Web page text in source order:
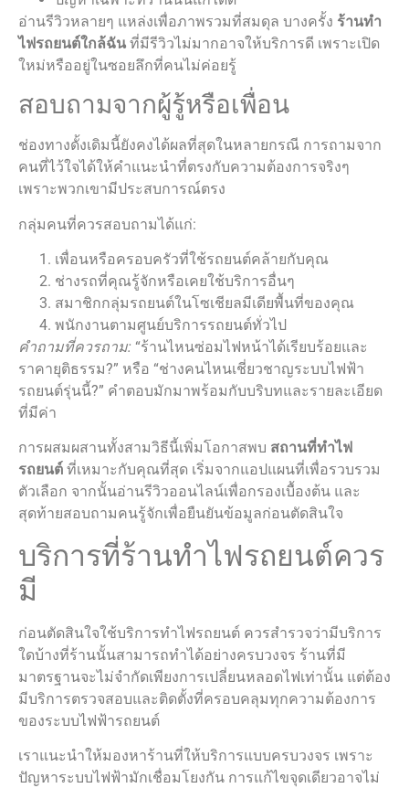
อ่านรีวิวหลายๆ แหล่งเพื่อภาพรวมที่สมดุล บางครั้ง ร้านทํา
ไฟรถยนต์ใกล้ฉัน ที่มีรีวิวไม่มากอาจให้บริการดี เพราะเปิด
ใหม่หรืออยู่ในซอยลึกที่คนไม่ค่อยรู้
สอบถามจากผู้รู้หรือเพื่อน
ช่องทางดั้งเดิมนี้ยังคงได้ผลที่สุดในหลายกรณี การถามจาก
คนที่ไว้ใจได้ให้คำแนะนำที่ตรงกับความต้องการจริงๆ
เพราะพวกเขามีประสบการณ์ตรง
กลุ่มคนที่ควรสอบถามได้แก่:
เพื่อนหรือครอบครัวที่ใช้รถยนต์คล้ายกับคุณ
ช่างรถที่คุณรู้จักหรือเคยใช้บริการอื่นๆ
สมาชิกกลุ่มรถยนต์ในโซเชียลมีเดียพื้นที่ของคุณ
พนักงานตามศูนย์บริการรถยนต์ทั่วไป
คำถามที่ควรถาม: “ร้านไหนซ่อมไฟหน้าได้เรียบร้อยและ
ราคายุติธรรม?” หรือ “ช่างคนไหนเชี่ยวชาญระบบไฟฟ้า
รถยนต์รุ่นนี้?” คำตอบมักมาพร้อมกับบริบทและรายละเอียด
ที่มีค่า
การผสมผสานทั้งสามวิธีนี้เพิ่มโอกาสพบ สถานที่ทําไฟ
รถยนต์ ที่เหมาะกับคุณที่สุด เริ่มจากแอปแผนที่เพื่อรวบรวม
ตัวเลือก จากนั้นอ่านรีวิวออนไลน์เพื่อกรองเบื้องต้น และ
สุดท้ายสอบถามคนรู้จักเพื่อยืนยันข้อมูลก่อนตัดสินใจ
บริการที่ร้านทำไฟรถยนต์ควร
มี
ก่อนตัดสินใจใช้บริการทําไฟรถยนต์ ควรสำรวจว่ามีบริการ
ใดบ้างที่ร้านนั้นสามารถทำได้อย่างครบวงจร ร้านที่มี
มาตรฐานจะไม่จำกัดเพียงการเปลี่ยนหลอดไฟเท่านั้น แต่ต้อง
มีบริการตรวจสอบและติดตั้งที่ครอบคลุมทุกความต้องการ
ของระบบไฟฟ้ารถยนต์
เราแนะนำให้มองหาร้านที่ให้บริการแบบครบวงจร เพราะ
ปัญหาระบบไฟฟ้ามักเชื่อมโยงกัน การแก้ไขจุดเดียวอาจไม่